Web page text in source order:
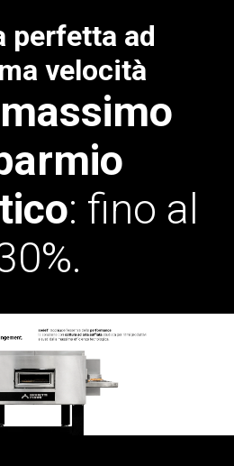
perfetta ad
velocità
massimo
: fino al